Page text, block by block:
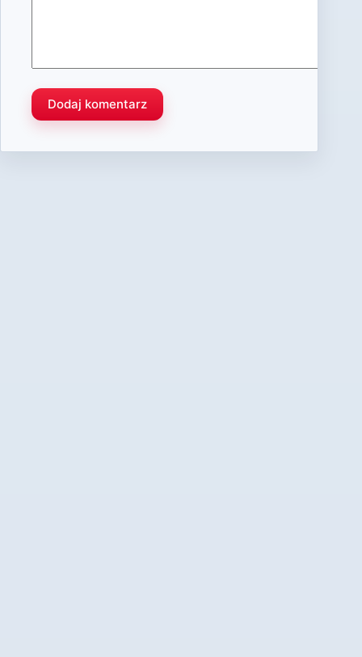
Dodaj komentarz